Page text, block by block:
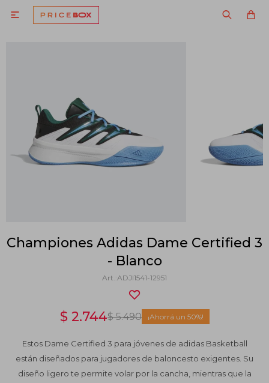

Championes Adidas Dame Certified 3
- Blanco
ADJI1541-12951
$ 2.744$ 5.490 50
Estos Dame Certified 3 para jóvenes de adidas Basketball
están diseñados para jugadores de baloncesto exigentes. Su
diseño ligero te permite volar por la cancha, mientras que la